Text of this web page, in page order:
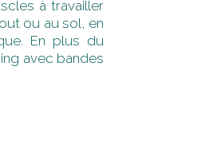
à travailler
ou au sol, en
En plus du
avec bandes